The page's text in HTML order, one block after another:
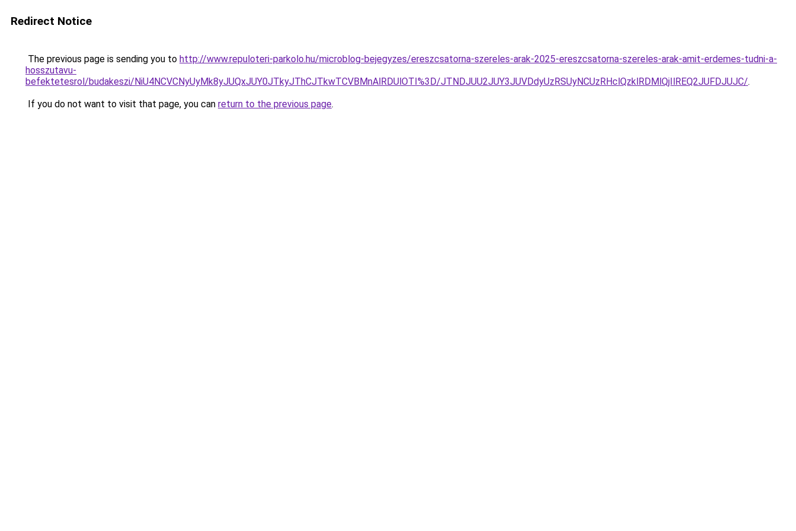
Redirect Notice
The previous page is sending you to http://www.repuloteri-parkolo.hu/microblog-bejegyzes/ereszcsatorna-szereles-arak-2025-ereszcsatorna-szereles-arak-amit-erdemes-tudni-a-
hosszutavu-
befektetesrol/budakeszi/NiU4NCVCNyUyMk8yJUQxJUY0JTkyJThCJTkwTCVBMnAlRDUlOTI%3D/JTNDJUU2JUY3JUVDdyUzRSUyNCUzRHclQzklRDMlQjIlREQ2JUFDJUJC/.
If you do not want to visit that page, you can return to the previous page.